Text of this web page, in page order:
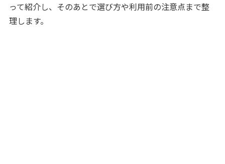
って紹介し、そのあとで選び方や利用前の注意点まで整
理します。